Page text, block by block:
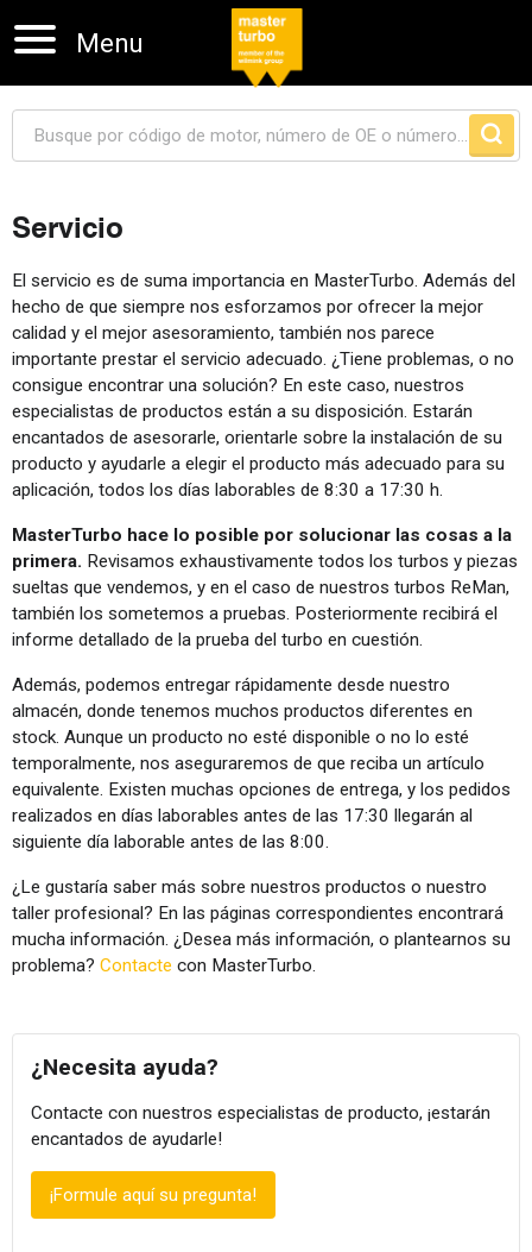
Menu
Servicio
El servicio es de suma importancia en MasterTurbo. Además del
hecho de que siempre nos esforzamos por ofrecer la mejor
calidad y el mejor asesoramiento, también nos parece
importante prestar el servicio adecuado. ¿Tiene problemas, o no
consigue encontrar una solución? En este caso, nuestros
especialistas de productos están a su disposición. Estarán
encantados de asesorarle, orientarle sobre la instalación de su
producto y ayudarle a elegir el producto más adecuado para su
aplicación, todos los días laborables de 8:30 a 17:30 h.
MasterTurbo hace lo posible por solucionar las cosas a la
primera. Revisamos exhaustivamente todos los turbos y piezas
sueltas que vendemos, y en el caso de nuestros turbos ReMan,
también los sometemos a pruebas. Posteriormente recibirá el
informe detallado de la prueba del turbo en cuestión.
Además, podemos entregar rápidamente desde nuestro
almacén, donde tenemos muchos productos diferentes en
stock. Aunque un producto no esté disponible o no lo esté
temporalmente, nos aseguraremos de que reciba un artículo
equivalente. Existen muchas opciones de entrega, y los pedidos
realizados en días laborables antes de las 17:30 llegarán al
siguiente día laborable antes de las 8:00.
¿Le gustaría saber más sobre nuestros productos o nuestro
taller profesional? En las páginas correspondientes encontrará
mucha información. ¿Desea más información, o plantearnos su
problema? Contacte con MasterTurbo.
¿Necesita ayuda?
Contacte con nuestros especialistas de producto, ¡estarán
encantados de ayudarle!
¡Formule aquí su pregunta!